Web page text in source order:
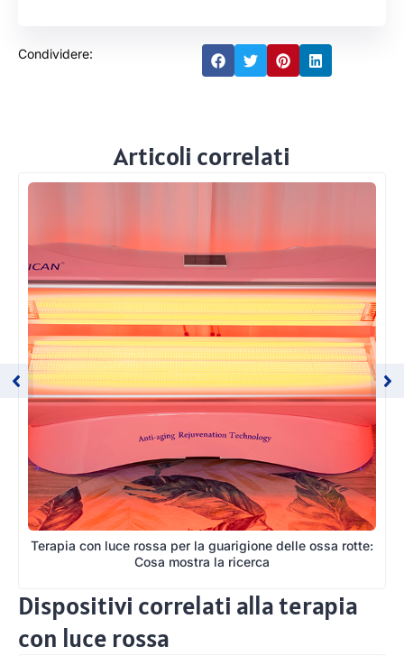
Condividere:
Articoli correlati
Terapia con luce rossa per la guarigione delle ossa rotte:
Cosa mostra la ricerca
Dispositivi correlati alla terapia
con luce rossa